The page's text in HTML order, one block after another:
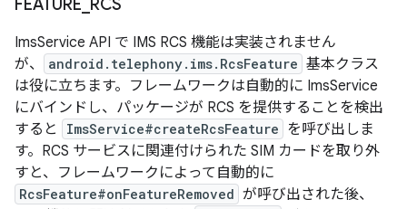
FEATURE RCS
ImsService API で IMS RCS 機能は実装されません
が、
android.telephony.ims.RcsFeature 基本クラス
は役に立ちます。フレームワークは自動的に ImsService
にバインドし、パッケージが RCS を提供することを検出
すると
ImsService#createRcsFeature を呼び出しま
す。RCS サービスに関連付けられた SIM カードを取り外
すと、フレームワークによって自動的に
RcsFeature#onFeatureRemoved が呼び出された後、